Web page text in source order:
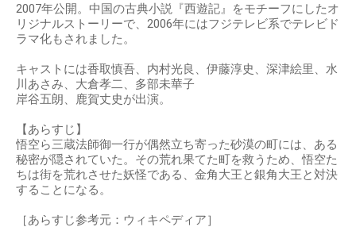
2007年公開。中国の古典小説『西遊記』をモチーフにしたオ
リジナルストーリーで、2006年にはフジテレビ系でテレビド
ラマ化もされました。
キャストには香取慎吾、内村光良、伊藤淳史、深津絵里、水
川あさみ、大倉孝二、多部未華子
岸谷五朗、鹿賀丈史が出演。
【あらすじ】
悟空ら三蔵法師御一行が偶然立ち寄った砂漠の町には、ある
秘密が隠されていた。その荒れ果てた町を救うため、悟空た
ちは街を荒れさせた妖怪である、金角大王と銀角大王と対決
することになる。
［あらすじ参考元：ウィキペディア］